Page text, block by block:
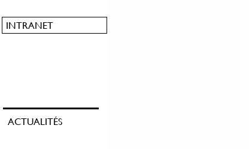
INTRANET
ACTUALITÉS